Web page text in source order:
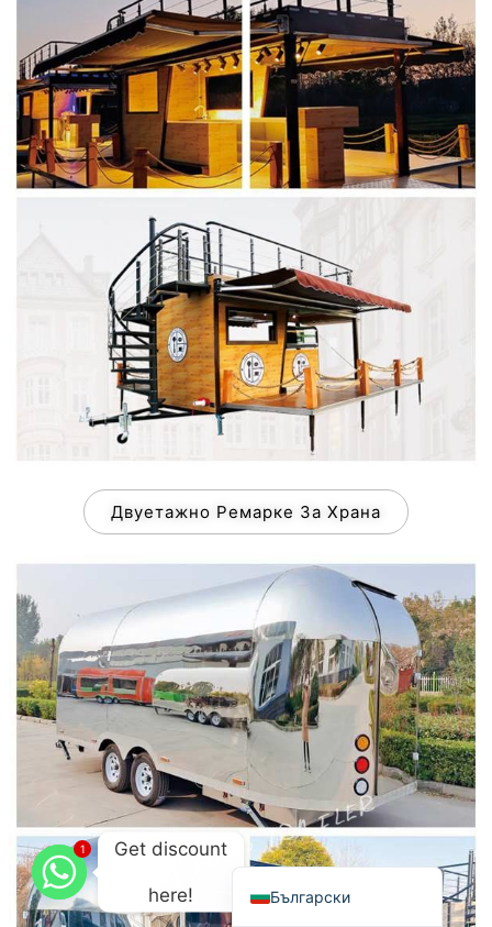
Двуетажно Ремарке За Храна
Български
English
Español
Français
Deutsch
Italiano
Português
Русский
العربية
Nederlands
Македонски јазик
Ελληνικά
Čeština
Slovenščina
Latviešu valoda
Dansk
Hrvatski
Norsk nynorsk
Maori
Eesti
Nederlands (België)
हिन्दी
1 Get discount
here!